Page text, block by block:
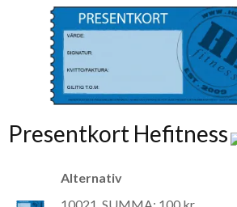
Presentkort Hefitness
Alternativ
10021, SUMMA: 100 kr